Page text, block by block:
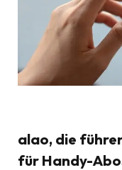
alao, die
für Handy-